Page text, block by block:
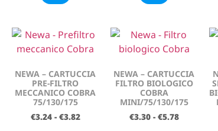
NEWA – CARTUCCIA
PRE-FILTRO
MECCANICO COBRA
75/130/175
€3.24 - €3.82
NEWA – CARTUCCIA
FILTRO BIOLOGICO
COBRA
MINI/75/130/175
€3.30 - €5.78